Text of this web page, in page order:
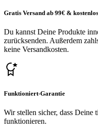
Gratis Versand ab 99€ &
Du kannst Deine Produkte
zurücksenden. Außerdem
keine Versandkosten.
Funktioniert-Garantie
Wir stellen sicher, dass
funktionieren.